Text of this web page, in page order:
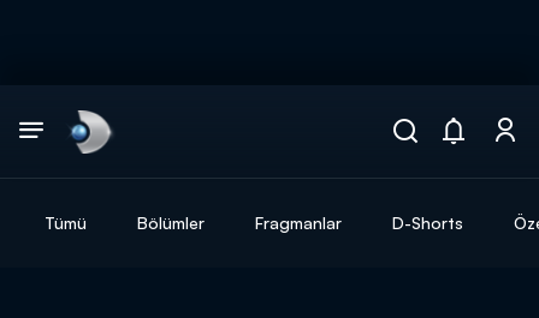
Tümü Bölümler Fragmanlar D-Shorts